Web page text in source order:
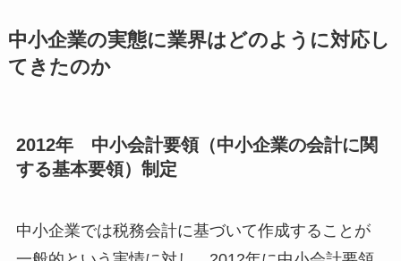
中小企業の実態に業界はどのように対応し
てきたのか
2012年 中小会計要領（中小企業の会計に関
する基本要領）制定
中小企業では税務会計に基づいて作成することが